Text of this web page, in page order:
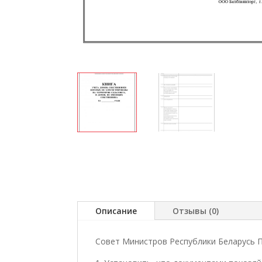
Описание Отзывы (0)
Совет Министров Республики